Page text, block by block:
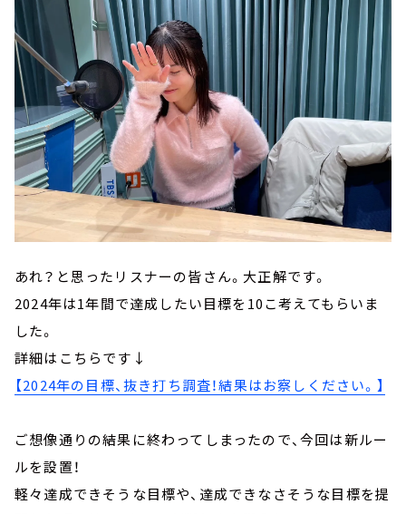
あれ？と思ったリスナーの皆さん。大正解です。
2024年は1年間で達成したい目標を10こ考えてもらいま
した。
詳細はこちらです↓
【2024年の目標、抜き打ち調査！結果はお察しください。】
ご想像通りの結果に終わってしまったので、今回は新ルー
ルを設置！
軽々達成できそうな目標や、達成できなさそうな目標を提